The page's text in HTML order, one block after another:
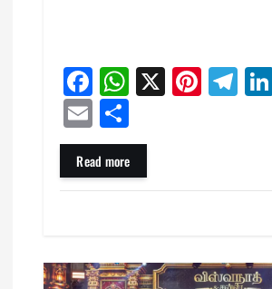
Fa
ce
bo
ok
W
ha
ts
A
pp
X Pi
nt
t
Te
le
m
E
m
ail
Sh
ar
e
Read more